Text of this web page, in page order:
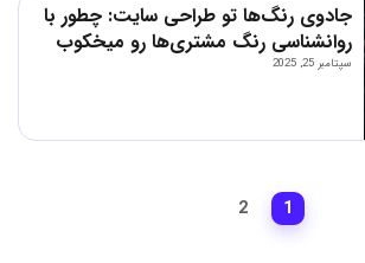
جادوی رنگ‌ها تو طراحی سایت: چطور با
روانشناسی رنگ مشتری‌ها رو میخکوب
کنی؟
سپتامبر 25, 2025
1
2